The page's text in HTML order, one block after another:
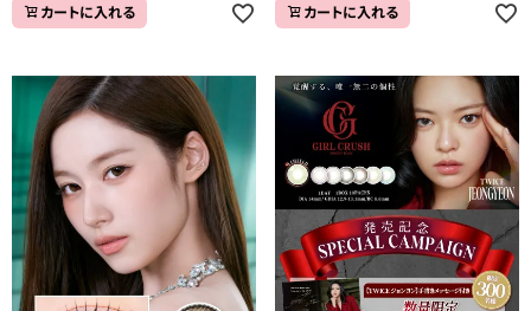
カートに入れる カートに入れる